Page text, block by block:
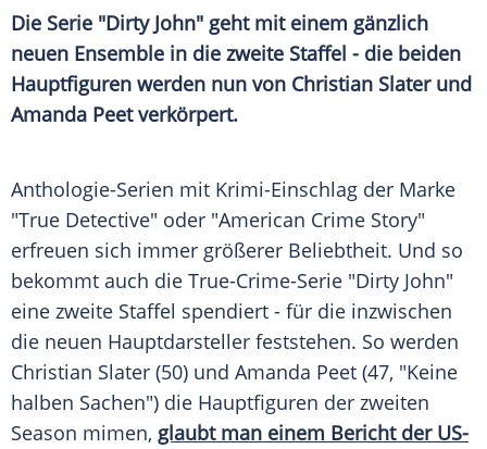
Die Serie "Dirty John" geht mit einem gänzlich
neuen Ensemble in die zweite Staffel - die beiden
Hauptfiguren werden nun von Christian Slaterund
Amanda Peetverkörpert.
Anthologie-Serien mit Krimi-Einschlag der Marke
"True Detective" oder "American Crime Story"
erfreuen sich immer größerer Beliebtheit. Und so
bekommt auch die True-Crime-Serie "Dirty John"
eine zweite Staffel spendiert - für die inzwischen
die neuen Hauptdarsteller feststehen. So werden
Christian Slater (50) und Amanda Peet (47, "Keine
halben Sachen") die Hauptfiguren der zweiten
Season mimen, glaubt man einem Bericht der US-